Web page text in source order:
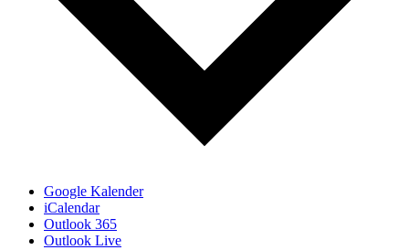
Google Kalender
iCalendar
Outlook 365
Outlook Live